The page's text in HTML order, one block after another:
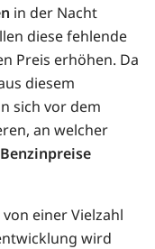
in der Nacht
diese fehlende
Preis erhöhen. Da
diesem
sich vor dem
an welcher
Benzinpreise
einer Vielzahl
wird